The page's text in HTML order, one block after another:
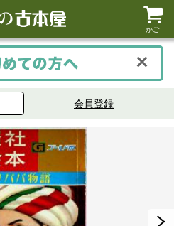
かご
会員登録